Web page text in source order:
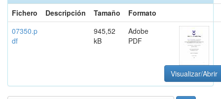
Fichero
Descripción Tamaño
Formato
07350.p
df
945,52
kB
Adobe
PDF
Visualizar/Abrir